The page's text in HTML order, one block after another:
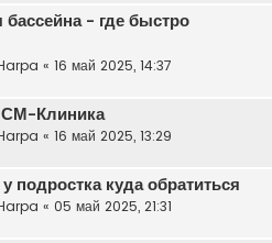
- где быстро
« 16 май 2025, 14:37
Клиника
« 16 май 2025, 13:29
подростка куда обратиться
« 05 май 2025, 21:31